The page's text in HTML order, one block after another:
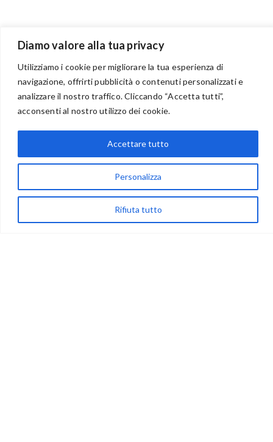
Diamo valore alla tua privacy
Utilizziamo i cookie per migliorare la tua esperienza di
navigazione, offrirti pubblicità o contenuti personalizzati e
analizzare il nostro traffico. Cliccando “Accetta tutti”,
acconsenti al nostro utilizzo dei cookie.
Personalizza
Rifiuta tutto
Accettare tutto
BENVENUTI NEL PORTALE RIVENDITORI
via Acqua delle Noci 12
83024 Monteforte Irpino (AV)
WhatsApp